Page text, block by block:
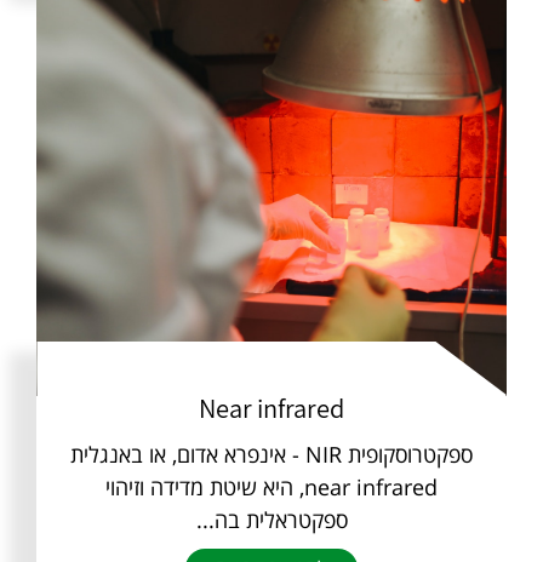
Near infrared
ספקטרוסקופית NIR - אינפרא אדום, או באנגלית
near infrared, היא שיטת מדידה וזיהוי
ספקטראלית בה...